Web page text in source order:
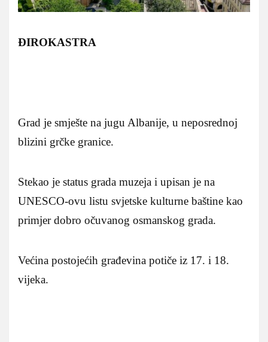
ĐIROKASTRA
Grad je smješte na jugu Albanije, u neposrednoj
blizini grčke granice.
Stekao je status grada muzeja i upisan je na
UNESCO-ovu listu svjetske kulturne baštine kao
primjer dobro očuvanog osmanskog grada.
Većina postojećih građevina potiče iz 17. i 18.
vijeka.